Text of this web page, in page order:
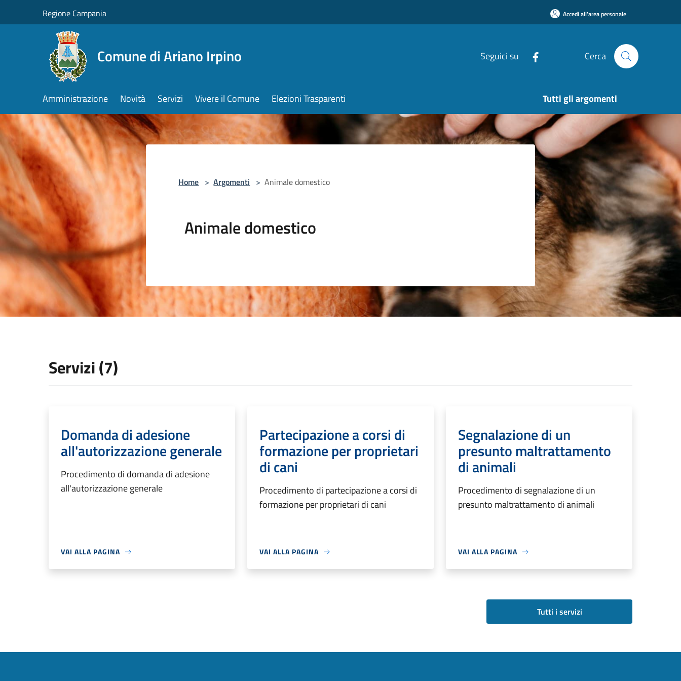
Regione Campania Accedi all'area personale
Comune di Ariano Irpino Seguici su Cerca
Amministrazione Novità Servizi Vivere il Comune Elezioni Trasparenti Tutti gli argomenti
Home > Argomenti > Animale domestico
Animale domestico
Servizi (7)
Domanda di adesione
all'autorizzazione generale
Procedimento di domanda di adesione
all'autorizzazione generale
VAI ALLA PAGINA
Partecipazione a corsi di
formazione per proprietari
di cani
Procedimento di partecipazione a corsi di
formazione per proprietari di cani
VAI ALLA PAGINA
Segnalazione di un
presunto maltrattamento
di animali
Procedimento di segnalazione di un
presunto maltrattamento di animali
VAI ALLA PAGINA
Tutti i servizi